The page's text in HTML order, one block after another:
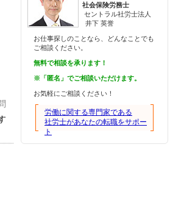
社会保険労務士
セントラル社労士法人
井下 英誉
お仕事探しのことなら、どんなことでも
ご相談ください。
無料で相談を承ります！
※「匿名」でご相談いただけます。
お気軽にご相談ください！
労働に関する専門家である
社労士があなたの転職をサポー
ト